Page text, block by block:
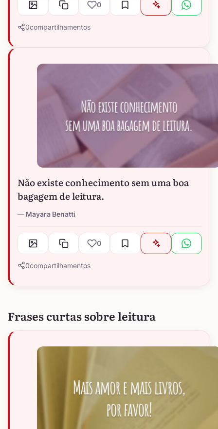
0
0compartilhamentos
Não existe conhecimento sem uma boa
bagagem de leitura.
Mayara Benatti
0
0compartilhamentos
Frases curtas sobre leitura